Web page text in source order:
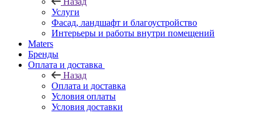
Услуги
Фасад, ландшафт и благоустройство
Интерьеры и работы внутри помещений
Maters
Бренды
Оплата и доставка
Назад
Оплата и доставка
Условия оплаты
Условия доставки